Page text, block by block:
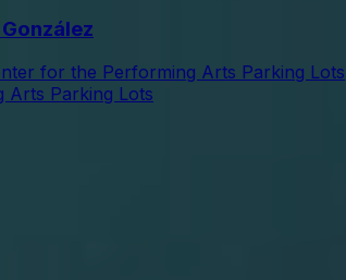
González
for the Performing Arts Parking Lots
Arts Parking Lots